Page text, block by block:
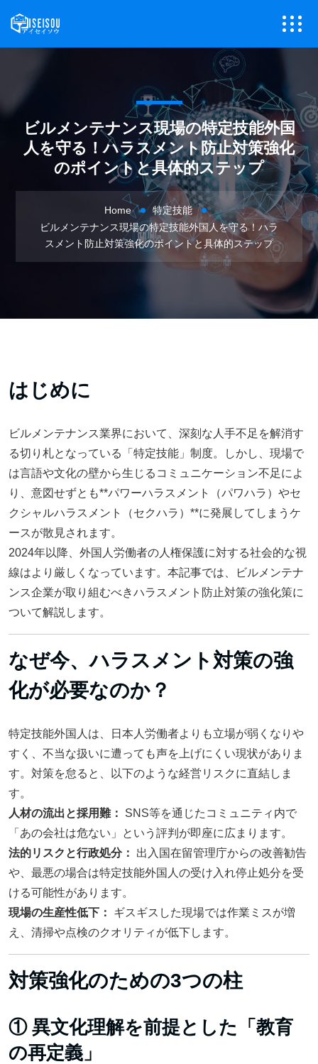
ビルメンテナンス現場の特定技能外国
人を守る！ハラスメント防止対策強化
のポイントと具体的ステップ
Home
特定技能
ビルメンテナンス現場の特定技能外国人を守る！ハラ
スメント防止対策強化のポイントと具体的ステップ
はじめに
ビルメンテナンス業界において、深刻な人手不足を解消す
る切り札となっている「特定技能」制度。しかし、現場で
は言語や文化の壁から生じるコミュニケーション不足によ
り、意図せずとも**パワーハラスメント（パワハラ）やセ
クシャルハラスメント（セクハラ）**に発展してしまうケ
ースが散見されます。
2024年以降、外国人労働者の人権保護に対する社会的な視
線はより厳しくなっています。本記事では、ビルメンテナ
ンス企業が取り組むべきハラスメント防止対策の強化策に
ついて解説します。
なぜ今、ハラスメント対策の強
化が必要なのか？
特定技能外国人は、日本人労働者よりも立場が弱くなりや
すく、不当な扱いに遭っても声を上げにくい現状がありま
す。対策を怠ると、以下のような経営リスクに直結しま
す。
人材の流出と採用難：
SNS等を通じたコミュニティ内で
「あの会社は危ない」という評判が即座に広まります。
法的リスクと行政処分：
出入国在留管理庁からの改善勧告
や、最悪の場合は特定技能外国人の受け入れ停止処分を受
ける可能性があります。
現場の生産性低下：
ギスギスした現場では作業ミスが増
え、清掃や点検のクオリティが低下します。
対策強化のための3つの柱
① 異文化理解を前提とした「教育
の再定義」